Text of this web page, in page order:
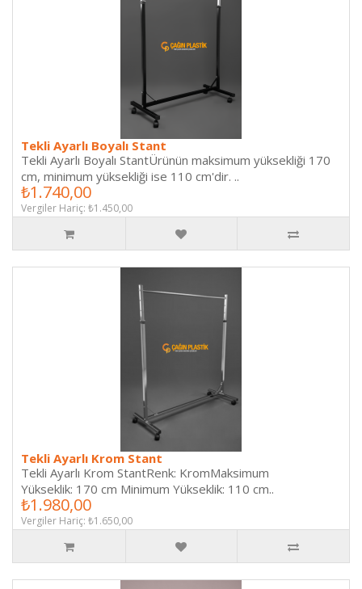
Tekli Ayarlı Boyalı Stant
Tekli Ayarlı Boyalı StantÜrünün maksimum yüksekliği 170
cm, minimum yüksekliği ise 110 cm'dir. ..
₺1.740,00
Vergiler Hariç: ₺1.450,00
Tekli Ayarlı Krom Stant
Tekli Ayarlı Krom StantRenk: KromMaksimum
Yükseklik: 170 cm Minimum Yükseklik: 110 cm..
₺1.980,00
Vergiler Hariç: ₺1.650,00